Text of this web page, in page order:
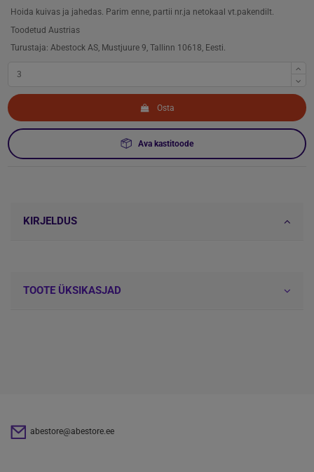
Hoida kuivas ja jahedas. Parim enne, partii nr.ja netokaal vt.pakendilt.
Toodetud Austrias
Turustaja: Abestock AS, Mustjuure 9, Tallinn 10618, Eesti.
Osta
Ava kastitoode
KIRJELDUS
TOOTE ÜKSIKASJAD
abestore@abestore.ee